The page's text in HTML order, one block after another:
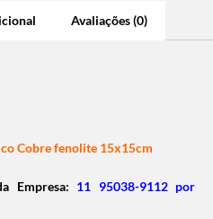
Avaliações (0)
Cobre fenolite 15x15cm
Empresa: 11 95038-9112 por